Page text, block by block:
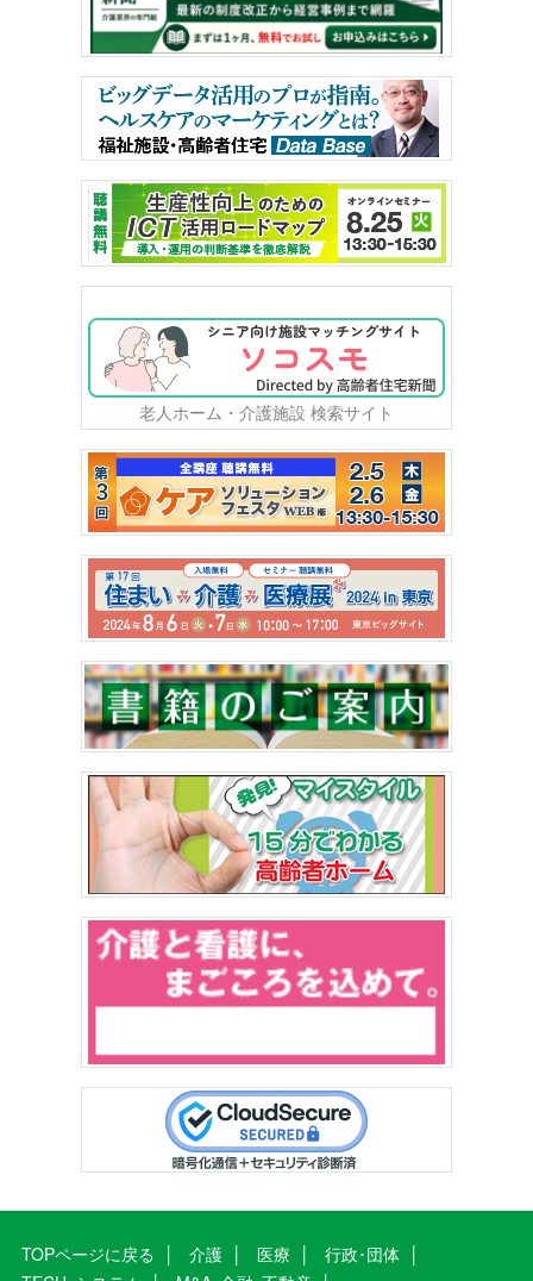
老人ホーム・介護施設 検索サイト
TOPページに戻る 介護 医療
行政･団体